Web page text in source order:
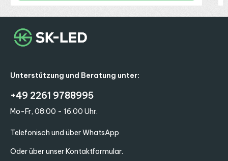
Unterstützung und Beratung unter:
+49 2261 9788995
Mo-Fr, 08:00 - 16:00 Uhr.
Telefonisch und über WhatsApp
Oder über unserKontaktformular.